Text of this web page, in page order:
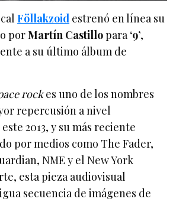
Föllakzoid estrenó en línea su
porMartín Castillopara‘9’,
a su último álbum de
rockes uno de los nombres
repercusión a nivel
2013, y su más reciente
por medios como The Fader,
NME y el New York
esta pieza audiovisual
secuencia de imágenes de